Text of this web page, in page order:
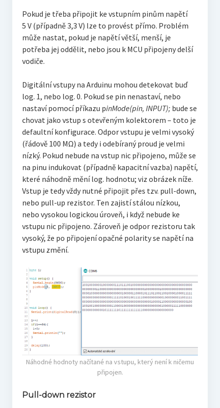
Pokud je třeba připojit ke vstupním pinům napětí
5 V (případně 3,3 V) lze to provést přímo. Problém
může nastat, pokud je napětí větší, menší, je
potřeba jej oddělit, nebo jsou k MCU připojeny delší
vodiče.
Digitální vstupy na Arduinu mohou detekovat buď
log. 1, nebo log. 0. Pokud se pin nenastaví, nebo
nastaví pomocí příkazu pinMode(pin, INPUT); bude se
chovat jako vstup s otevřeným kolektorem – toto je
defaultní konfigurace. Odpor vstupu je velmi vysoký
(řádově 100 MΩ) a tedy i odebíraný proud je velmi
nízký. Pokud nebude na vstup nic připojeno, může se
na pinu indukovat (případně kapacitní vazba) napětí,
které náhodně mění log. hodnotu; viz obrázek níže.
Vstup je tedy vždy nutné připojit přes tzv. pull-down,
nebo pull-up rezistor. Ten zajistí stálou nízkou,
nebo vysokou logickou úroveň, i když nebude ke
vstupu nic připojeno. Zároveň je odpor rezistoru tak
vysoký, že po připojení opačné polarity se napětí na
vstupu změní.
Náhodné hodnoty načítané na vstupu, který není k ničemu
připojen.
Pull-down rezistor